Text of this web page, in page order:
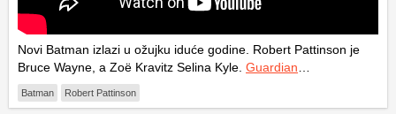
Novi Batman izlazi u ožujku iduće godine. Robert Pattinson je
Bruce Wayne, a Zoë Kravitz Selina Kyle. Guardian
Batman Robert Pattinson